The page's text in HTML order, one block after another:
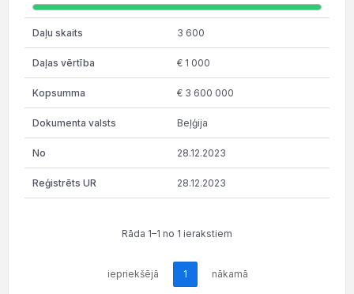
3 600
€ 1 000
€ 3 600 000
Beļģija
28.12.2023
28.12.2023
Rāda 1–1 no 1 ierakstiem
iepriekšējā 1 nākamā